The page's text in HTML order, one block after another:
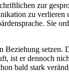
zur
zu verlieren
Sie
Beziehung setzen.
ist er dennoch
bald stark